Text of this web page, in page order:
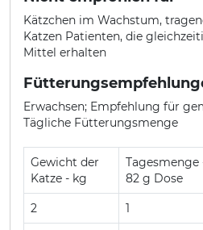
Kätzchen im Wachstum,
Katzen Patienten, die
Mittel erhalten
Erwachsen; Empfehlung für
Tägliche Fütterungsmenge
Gewicht der
Katze - kg
Tagesmenge
82 g Dose
2 1